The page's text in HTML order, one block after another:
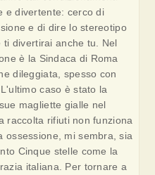
e divertente: cerco di
e di dire lo stereotipo
divertirai anche tu. Nel
è la Sindaca di Roma
dileggiata, spesso con
caso è stato la
magliette gialle nel
raccolta rifiuti non funziona
ossessione, mi sembra, sia
Cinque stelle come la
italiana. Per tornare a